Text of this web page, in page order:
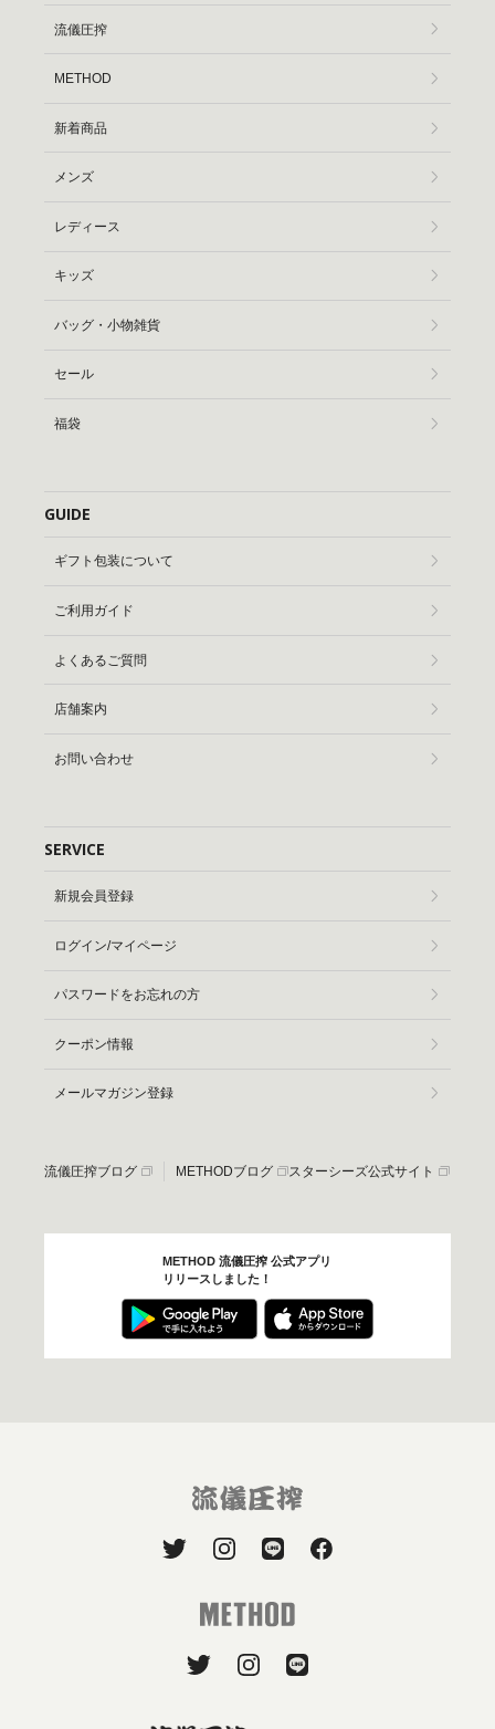
流儀圧搾
METHOD
新着商品
メンズ
レディース
キッズ
バッグ・小物雑貨
セール
福袋
GUIDE
ギフト包装について
ご利用ガイド
よくあるご質問
店舗案内
お問い合わせ
SERVICE
新規会員登録
ログイン/マイページ
パスワードをお忘れの方
クーポン情報
メールマガジン登録
流儀圧搾ブログ METHODブログ スターシーズ公式サイト
METHOD 流儀圧搾 公式アプリ
リリースしました！